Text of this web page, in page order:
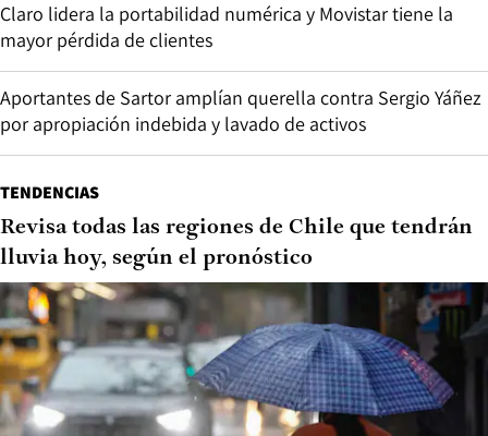
Claro lidera la portabilidad numérica y Movistar tiene la
mayor pérdida de clientes
Aportantes de Sartor amplían querella contra Sergio Yáñez
por apropiación indebida y lavado de activos
TENDENCIAS
Revisa todas las regiones de Chile que tendrán
lluvia hoy, según el pronóstico